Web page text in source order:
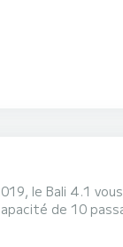
le Bali 4.1
sur les